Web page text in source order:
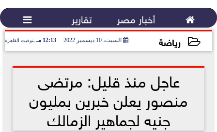
 أخبار مصر تقارير 
رياضة السبت، 10 ديسمبر 2022 12:13 مـ بتوقيت القاهرة
عاجل منذ قليل: مرتضى
منصور يعلن خبرين بمليون
جنيه لجماهير الزمالك